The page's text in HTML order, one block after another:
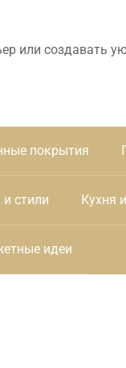
или создавать
покрытия
стили Кухня
идеи